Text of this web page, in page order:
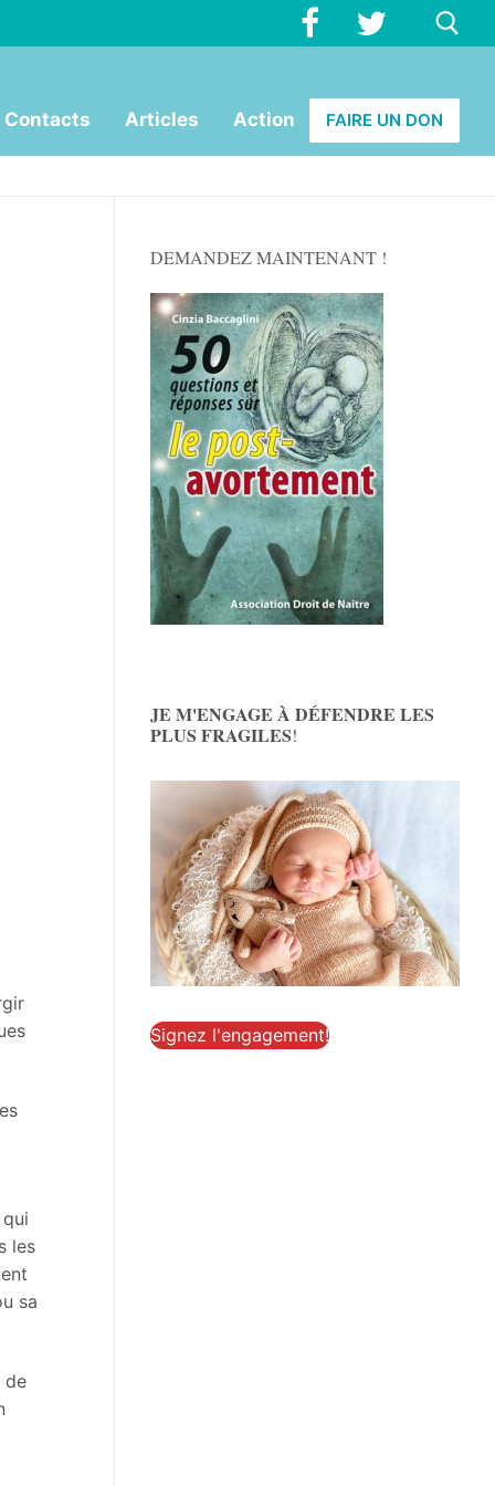
Rechercher :
Contacts Articles Action FAIRE UN DON
les
sa
de
DEMANDEZ MAINTENANT !
JE M'ENGAGE À DÉFENDRE LES
PLUS FRAGILES!
Signez l'engagement!